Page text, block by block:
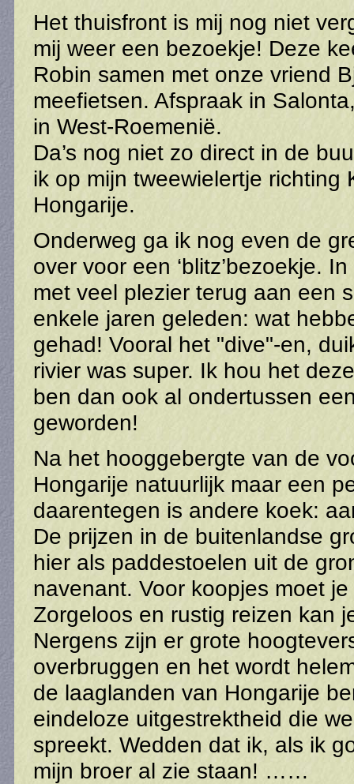
Het thuisfront is mij nog niet
mij weer een bezoekje! Deze
Robin samen met onze vriend
meefietsen. Afspraak in
in West-Roemenië.
Da’s nog niet zo direct in de
ik op mijn tweewielertje richting
Hongarije.
Onderweg ga ik nog even de
over voor een ‘blitz’bezoekje.
met veel plezier terug aan een
enkele jaren geleden: wat
gehad! Vooral het "dive"-en,
rivier was super. Ik hou het
ben dan ook al ondertussen
geworden!
Na het hooggebergte van de
Hongarije natuurlijk maar een
daarentegen is andere koek:
De prijzen in de buitenlandse
hier als paddestoelen uit de
navenant. Voor koopjes moet
Zorgeloos en rustig reizen kan
Nergens zijn er grote
overbruggen en het wordt
de laaglanden van Hongarije
eindeloze uitgestrektheid die
spreekt. Wedden dat ik, als ik
mijn broer al zie staan! ……